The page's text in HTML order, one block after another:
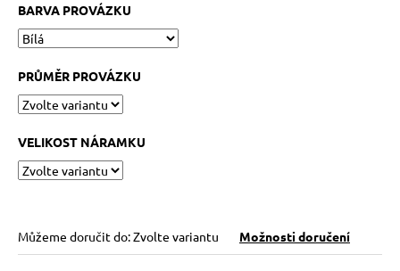
BARVA PROVÁZKU
PRŮMĚR PROVÁZKU
VELIKOST NÁRAMKU
Můžeme doručit do:Zvolte variantu Možnosti doručení
m
e
KABBALAH
FIVE
SILVER
119
Kč
Původně:
149